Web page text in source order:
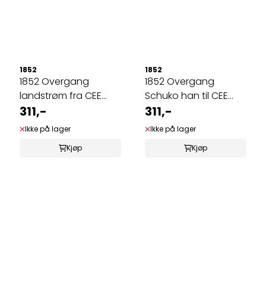
1852
1852 Overgang
landstrøm fra CEE
han til Schucko ...
311,-
Ikke på lager
Kjøp
1852
1852 Overgang
Schuko han til CEE
hun
311,-
Ikke på lager
Kjøp